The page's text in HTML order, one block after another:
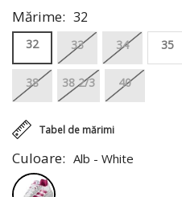
Culoare: Alb - White
Tabel de mărimi
Mărime: 32
32 33 34 35
38 38 2/3 40